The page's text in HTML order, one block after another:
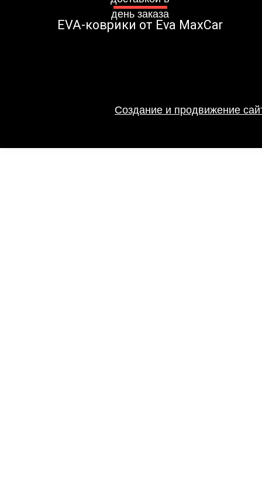
EVA-коврики от Eva MaxCar
Создание и продвижение